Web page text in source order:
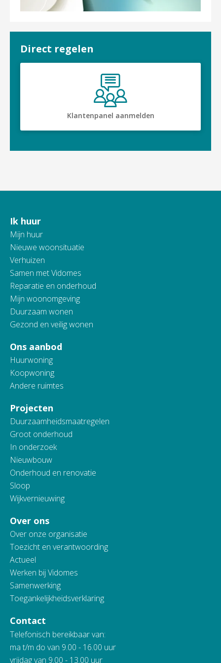
Direct regelen

Klantenpanel aanmelden
Contactinformatie
Ik huur
Mijn huur
Nieuwe woonsituatie
Verhuizen
Samen met Vidomes
Reparatie en onderhoud
Mijn woonomgeving
Duurzaam wonen
Gezond en veilig wonen
Ons aanbod
Huurwoning
Koopwoning
Andere ruimtes
Projecten
Duurzaamheidsmaatregelen
Groot onderhoud
In onderzoek
Nieuwbouw
Onderhoud en renovatie
Sloop
Wijkvernieuwing
Over ons
Over onze organisatie
Toezicht en verantwoording
Actueel
Werken bij Vidomes
Samenwerking
Toegankelijkheidsverklaring
Contact
Telefonisch bereikbaar van:
ma t/m do van 9.00 - 16.00 uur
vrijdag van 9.00 - 13.00 uur